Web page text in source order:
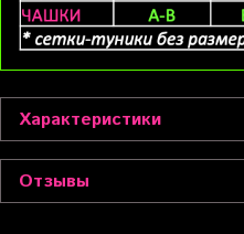
Характеристики
Отзывы